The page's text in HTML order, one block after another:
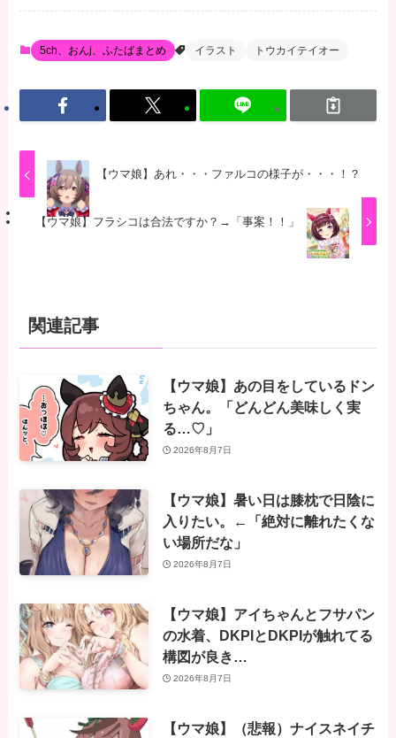
5ch、おんj、ふたばまとめ イラスト トウカイテイオー
【ウマ娘】あれ・・・ファルコの様子が・・・！？
【ウマ娘】フラシコは合法ですか？→「事案！！」
関連記事
【ウマ娘】あの目をしているドン
ちゃん。「どんどん美味しく実
る…♡」
2026年8月7日
【ウマ娘】暑い日は膝枕で日陰に
入りたい。←「絶対に離れたくな
い場所だな」
2026年8月7日
【ウマ娘】アイちゃんとフサパン
の水着、DKPIとDKPIが触れてる
構図が良き…
2026年8月7日
【ウマ娘】（悲報）ナイスネイチ